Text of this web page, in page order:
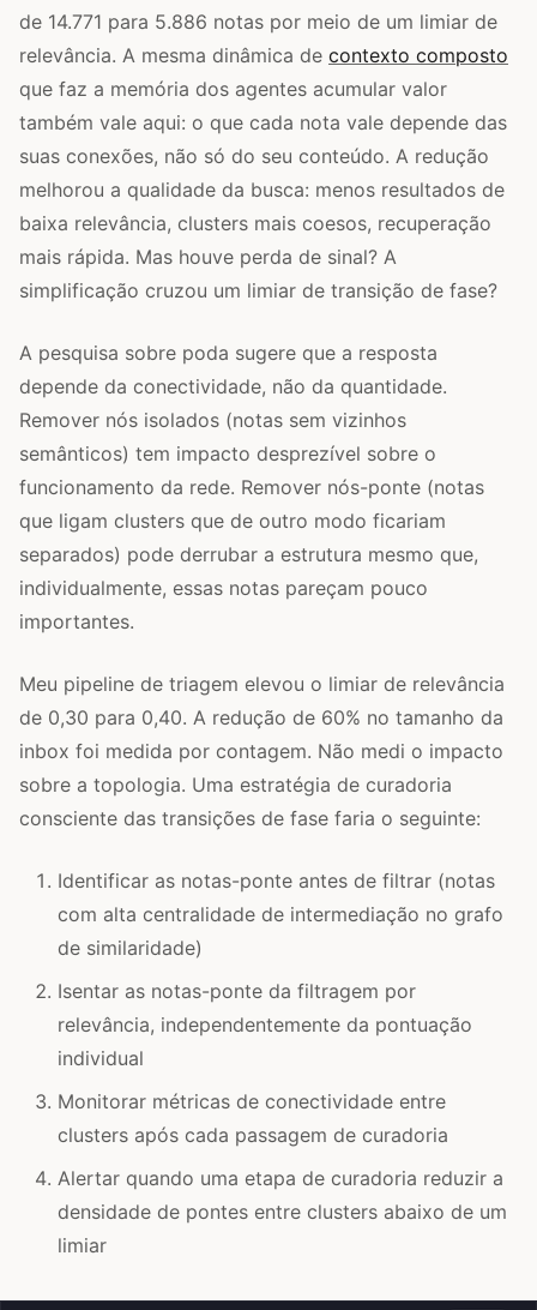
de 14.771 para 5.886 notas por meio de um limiar de
relevância. A mesma dinâmica de contexto composto
que faz a memória dos agentes acumular valor
também vale aqui: o que cada nota vale depende das
suas conexões, não só do seu conteúdo. A redução
melhorou a qualidade da busca: menos resultados de
baixa relevância, clusters mais coesos, recuperação
mais rápida. Mas houve perda de sinal? A
simplificação cruzou um limiar de transição de fase?
A pesquisa sobre poda sugere que a resposta
depende da conectividade, não da quantidade.
Remover nós isolados (notas sem vizinhos
semânticos) tem impacto desprezível sobre o
funcionamento da rede. Remover nós-ponte (notas
que ligam clusters que de outro modo ficariam
separados) pode derrubar a estrutura mesmo que,
individualmente, essas notas pareçam pouco
importantes.
Meu pipeline de triagem elevou o limiar de relevância
de 0,30 para 0,40. A redução de 60% no tamanho da
inbox foi medida por contagem. Não medi o impacto
sobre a topologia. Uma estratégia de curadoria
consciente das transições de fase faria o seguinte:
Identificar as notas-ponte antes de filtrar (notas
com alta centralidade de intermediação no grafo
de similaridade)
Isentar as notas-ponte da filtragem por
relevância, independentemente da pontuação
individual
Monitorar métricas de conectividade entre
clusters após cada passagem de curadoria
Alertar quando uma etapa de curadoria reduzir a
densidade de pontes entre clusters abaixo de um
limiar